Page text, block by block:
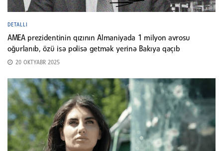
DETALLI
AMEA prezidentinin qızının Almaniyada 1 milyon avrosu
oğurlanıb, özü isə polisə getmək yerinə Bakıya qaçıb
20 OKTYABR 2025